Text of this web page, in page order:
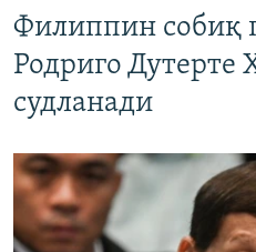
Филиппин собиқ
Родриго Дутерте
судланади